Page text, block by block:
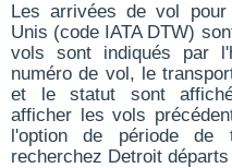
Les arrivées de vol
Unis (code IATA DTW)
vols sont indiqués par
numéro de vol, le
et le statut sont
afficher les vols
l'option de période de
recherchez Detroit